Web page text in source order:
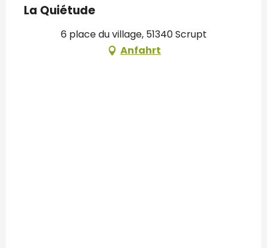
La Quiétude
6 place du village, 51340 Scrupt
Anfahrt